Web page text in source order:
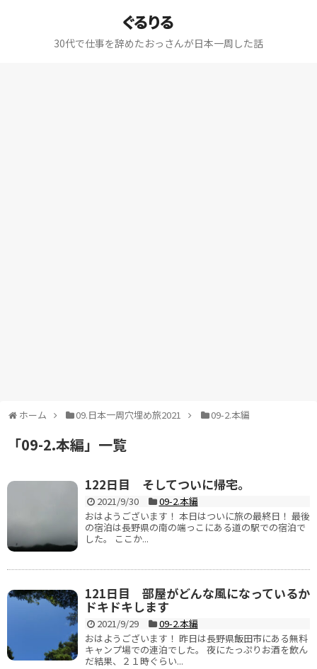
ぐるりる
30代で仕事を辞めたおっさんが日本一周した話
ホーム 09.日本一周穴埋め旅2021 09-2.本編
「09-2.本編」 一覧
122日目 そしてついに帰宅。
2021/9/30
09-2.本編
おはようございます！ 本日はついに旅の最終日！ 最後
の宿泊は長野県の南の端っこにある道の駅での宿泊で
した。 ここか...
121日目 部屋がどんな風になっているか
ドキドキします
2021/9/29
09-2.本編
おはようございます！ 昨日は長野県飯田市にある無料
キャンプ場での連泊でした。 夜にたっぷりお酒を飲ん
だ結果、２１時ぐらい...